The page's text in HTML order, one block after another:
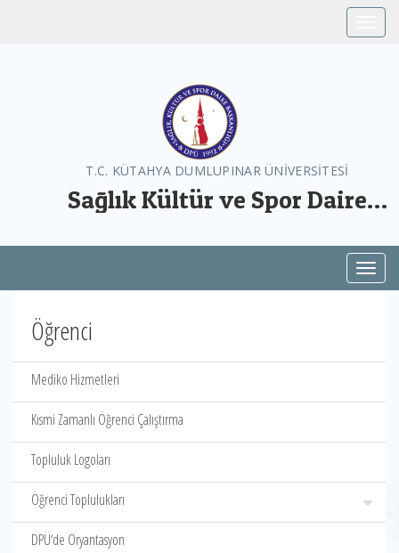
T.C. KÜTAHYA DUMLUPINAR ÜNİVERSİTESİ
Sağlık Kültür ve Spor Daire
Öğrenci
Mediko Hizmetleri
Kısmi Zamanlı Öğrenci Çalıştırma
Topluluk Logoları
Öğrenci Toplulukları
DPÜ‘de Oryantasyon